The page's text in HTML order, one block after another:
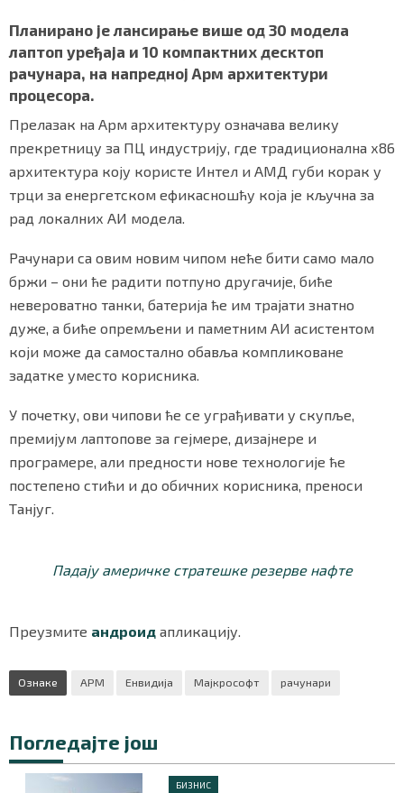
Планирано је лансирање више од 30 модела
лаптоп уређаја и 10 компактних десктоп
рачунара, на напредној Арм архитектури
процесора.
Прелазак на Арм архитектуру означава велику
прекретницу за ПЦ индустрију, где традиционална x86
архитектура коју користе Интел и АМД губи корак у
трци за енергетском ефикасношћу која је кључна за
рад локалних АИ модела.
Рачунари са овим новим чипом неће бити само мало
бржи – они ће радити потпуно другачије, биће
невероватно танки, батерија ће им трајати знатно
дуже, а биће опремљени и паметним АИ асистентом
који може да самостално обавља компликоване
задатке уместо корисника.
У почетку, ови чипови ће се уграђивати у скупље,
премијум лаптопове за гејмере, дизајнере и
програмере, али предности нове технологије ће
постепено стићи и до обичних корисника, преноси
Танјуг.
Падају америчке стратешке резерве нафте
Преузмите андроид апликацију.
Ознаке АРМ Енвидија Мајкрософт рачунари
Погледајте још
БИЗНИС
ПРЕУЗМИТЕ НАШУ АПЛИКАЦИЈУ